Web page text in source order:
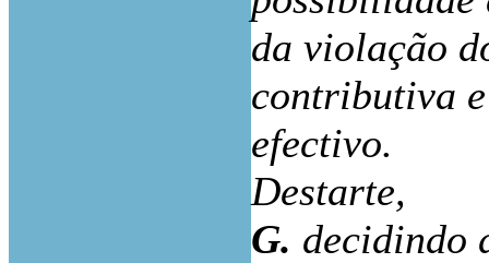
da violação
contributiva
efectivo.
Destarte,
G. decidindo